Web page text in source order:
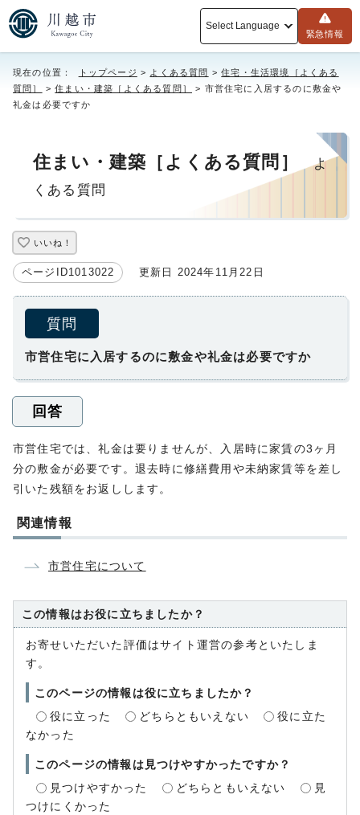
Select Language
緊急情報
現在の位置： トップページ > よくある質問 >住宅・生活環境［よくある
質問］
>住まい・建築［よくある質問］
> 市営住宅に入居するのに敷金や
礼金は必要ですか
住まい・建築［よくある質問］
よ
くある質問
いいね！
ページID1013022 更新日 2024年11月22日
質問
市営住宅に入居するのに敷金や礼金は必要ですか
回答
市営住宅では、礼金は要りませんが、入居時に家賃の3ヶ月
分の敷金が必要です。退去時に修繕費用や未納家賃等を差し
引いた残額をお返しします。
関連情報
市営住宅について
この情報はお役に立ちましたか？
お寄せいただいた評価はサイト運営の参考といたしま
す。
このページの情報は役に立ちましたか？
役に立った
どちらともいえない
役に立た
なかった
このページの情報は見つけやすかったですか？
見つけやすかった
どちらともいえない
見
つけにくかった